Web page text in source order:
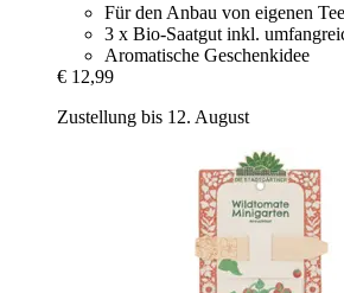
Für den Anbau von eigenen
3 x Bio-Saatgut inkl.
Aromatische Geschenkidee
€ 12,99
Zustellung bis 12. August